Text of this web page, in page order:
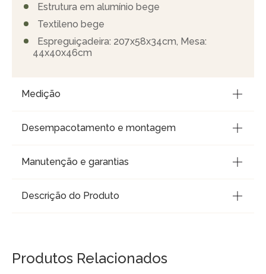
Estrutura em alumínio bege
Textileno bege
Espreguiçadeira: 207x58x34cm, Mesa:
44x40x46cm
Medição
Desempacotamento e montagem
Manutenção e garantias
Descrição do Produto
Produtos Relacionados